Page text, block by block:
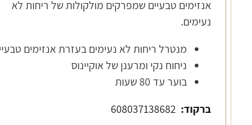
אנזימים טבעיים שמפרקים מולקולות של ריחות לא
נעימים.
מנטרל ריחות לא נעימים בעזרת אנזימים
ניחוח נקי ומרענן של אוקיינוס
בוער עד 80 שעות
ברקוד: